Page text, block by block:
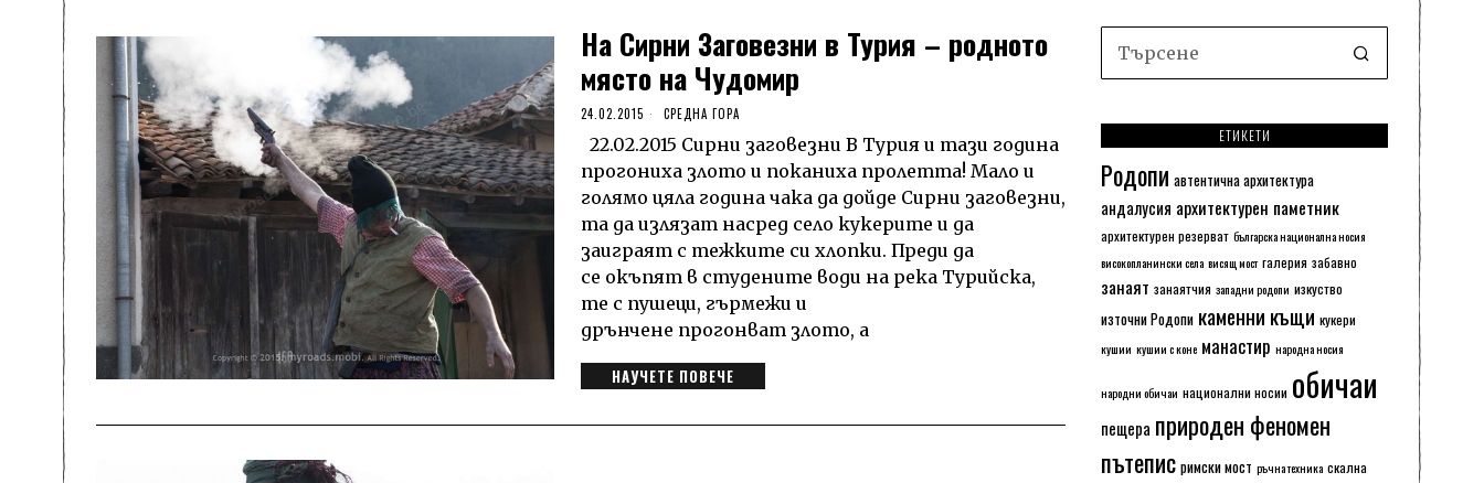
На Сирни Заговезни в Турия – родното
място на Чудомир
24.02.2015 СРЕДНА ГОРА
22.02.2015 Сирни заговезни В Турия и тази година
прогониха злото и поканиха пролетта! Мало и
голямо цяла година чака да дойде Сирни заговезни,
та да излязат насред село кукерите и да
заиграят с тежките си хлопки. Преди да
се окъпят в студените води на река Турийска,
те с пушеци, гърмежи и
дрънчене прогонват злото, а
НАУЧЕТЕ ПОВЕЧЕ
ЕТИКЕТИ
Родопи автентична архитектура
андалусия архитектурен паметник
архитектурен резерват българска национална носия
високопланински села висящ мост галерия забавно
занаят занаятчия западни родопи изкуство
източни Родопи каменни къщи кукери
кушии кушии с коне манастир народна носия
народни обичаи национални носии обичаи
пещера природен феномен
пътепис римски мост ръчна техника скална